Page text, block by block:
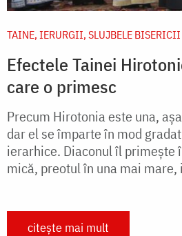
TAINE, IERURGII, SLUJBELE BISERICII
Efectele Tainei
care o primesc
Precum Hirotonia este una,
dar el se împarte în mod
ierarhice. Diaconul îl primește
mică, preotul în una mai
citește mai mult